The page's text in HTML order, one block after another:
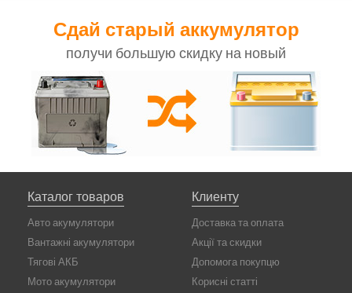
Сдай старый аккумулятор
получи большую скидку на новый
Каталог товаров
Авто акумулятори
Вантажні акумулятори
Тягові АКБ
Мото акумулятори
Клиенту
Доставка та оплата
Акції та скидки
Допомога покупцю
Корисні статті